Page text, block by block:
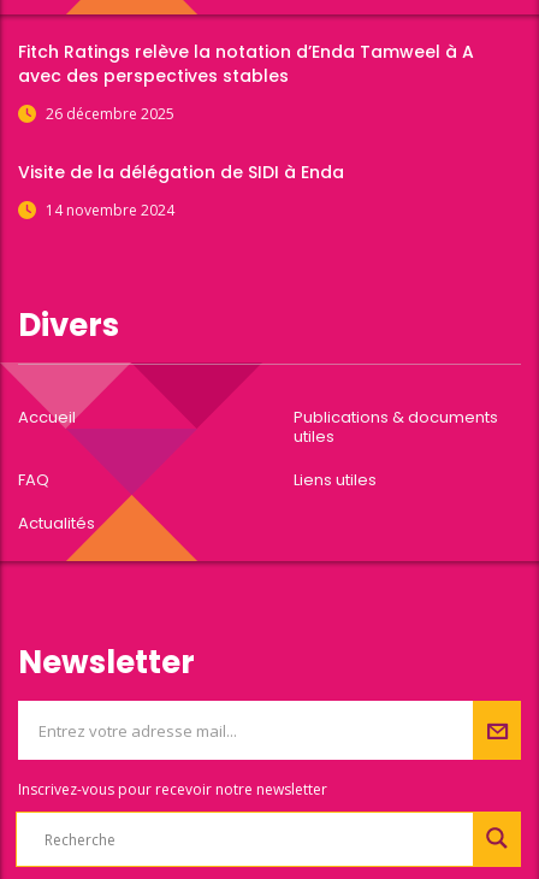
Fitch Ratings relève la notation d’Enda Tamweel à A
avec des perspectives stables
26 décembre 2025
Visite de la délégation de SIDI à Enda
14 novembre 2024
Divers
Accueil
Publications & documents
utiles
FAQ
Liens utiles
Actualités
Newsletter
Inscrivez-vous pour recevoir notre newsletter